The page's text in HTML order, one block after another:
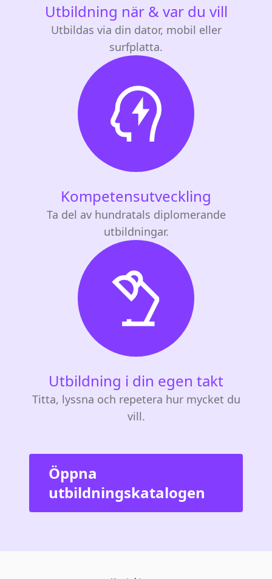
Utbildning när & var du vill
Utbildas via din dator, mobil eller
surfplatta.
Kompetensutveckling
Ta del av hundratals diplomerande
utbildningar.
Utbildning i din egen takt
Titta, lyssna och repetera hur mycket du
vill.
Öppna
utbildningskatalogen